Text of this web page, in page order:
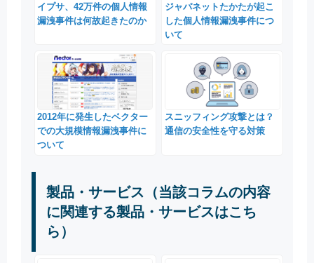
イプサ、42万件の個人情報
漏洩事件は何故起きたのか
ジャパネットたかたが起こ
した個人情報漏洩事件につ
いて
2012年に発生したベクター
での大規模情報漏洩事件に
ついて
スニッフィング攻撃とは？
通信の安全性を守る対策
製品・サービス（当該コラムの内容
に関連する製品・サービスはこち
ら）